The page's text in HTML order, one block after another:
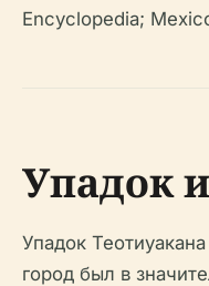
Encyclopedia;
Упадок
Упадок
город был в